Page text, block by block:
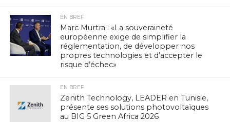
EN BREF
Marc Murtra : «La souveraineté
européenne exige de simplifier la
réglementation, de développer nos
propres technologies et d’accepter le
risque d’échec»
EN BREF
Zenith Technology, LEADER en Tunisie,
présente ses solutions photovoltaïques
au BIG 5 Green Africa 2026